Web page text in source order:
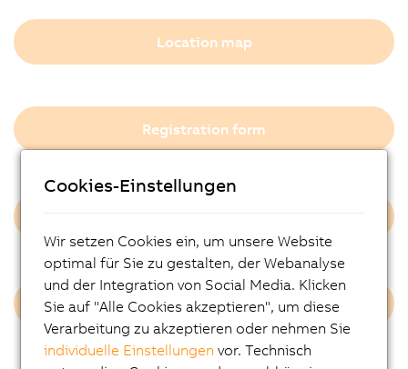
Location map
Registration form
Privacy notices
Cookies-Einstellungen
Wir setzen Cookies ein, um unsere Website
optimal für Sie zu gestalten, der Webanalyse
und der Integration von Social Media. Klicken
Sie auf "Alle Cookies akzeptieren", um diese
Verarbeitung zu akzeptieren oder nehmen Sie
individuelle Einstellungen vor. Technisch